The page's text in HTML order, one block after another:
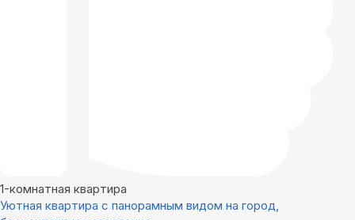
1-комнатная квартира
Уютная квартира с панорамным видом на город,